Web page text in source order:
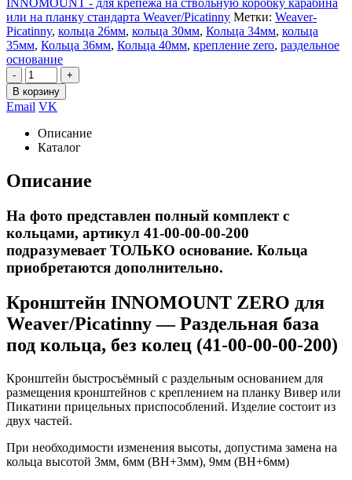
или на планку стандарта Weaver/Picatinny Метки: Weaver-
Picatinny, кольца 26мм, кольца 30мм, Кольца 34мм, кольца
35мм, Кольца 36мм, Кольца 40мм, крепление zero, раздельное
основание
-
+
В корзину
Email VK
Описание
Каталог
Описание
На фото представлен полный комплект с
кольцами, артикул 41-00-00-00-200
подразумевает ТОЛЬКО основание. Кольца
приобретаются дополнительно.
Кронштейн INNOMOUNT ZERO для
Weaver/Picatinny — Раздельная база
под кольца, без колец (41-00-00-00-200)
Кронштейн быстросъёмный с раздельным основанием для
размещения кронштейнов с креплением на планку Вивер или
Пикатини прицельных приспособлений. Изделие состоит из
двух частей.
При необходимости изменения высоты, допустима замена на
кольца высотой 3мм, 6мм (BH+3мм), 9мм (BH+6мм)